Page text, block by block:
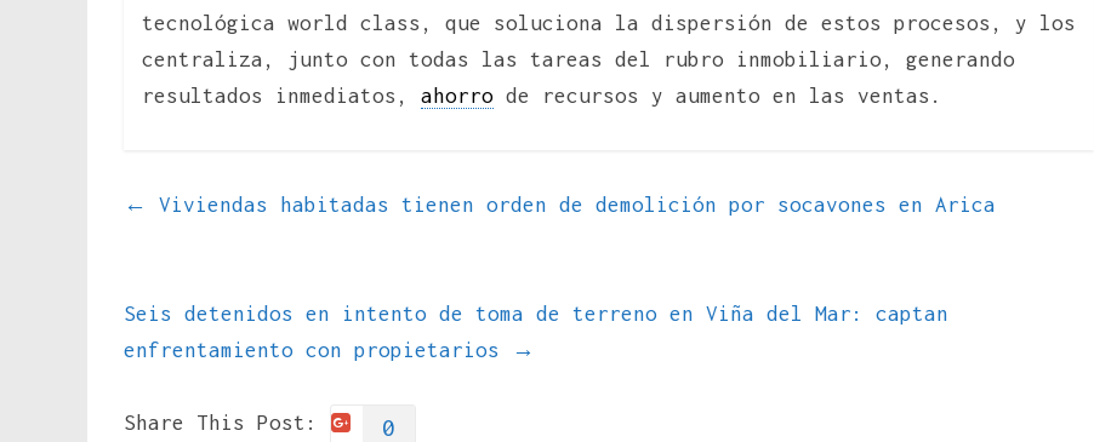
tecnológica world class, que soluciona la dispersión de estos procesos, y los
centraliza, junto con todas las tareas del rubro inmobiliario, generando
resultados inmediatos, ahorro de recursos y aumento en las ventas.
← Viviendas habitadas tienen orden de demolición por socavones en Arica
Seis detenidos en intento de toma de terreno en Viña del Mar: captan
enfrentamiento con propietarios
→
Share This Post: 0